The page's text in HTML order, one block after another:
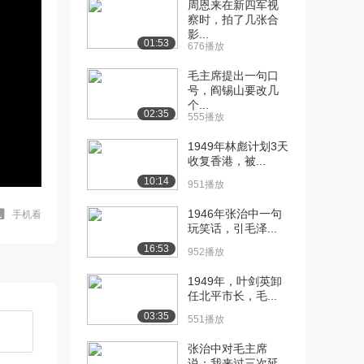
手机看
01:53
周恩来在新四军视
察时，拍了几张合
影...
676播放
02:35
毛主席提出一句口
号，阎锡山要改几
个...
555播放
10:14
1949年林彪计划3天
收复香港，被...
951播放
16:53
1946年张治中一句
玩笑话，引毛泽...
952播放
03:35
1949年，叶剑英卸
任北平市长，毛...
551播放
张治中对毛主席